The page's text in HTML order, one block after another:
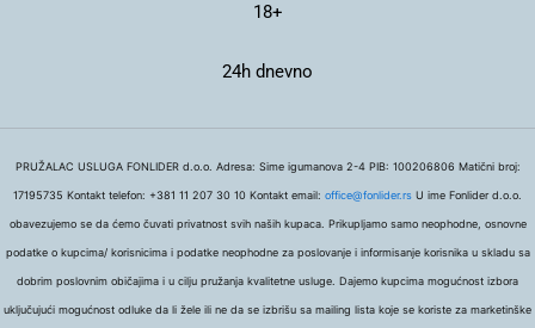
18+
24h dnevno
PRUŽALAC USLUGA FONLIDER d.o.o. Adresa: Sime igumanova 2-4 PIB: 100206806 Matični broj:
17195735 Kontakt telefon: +381 11 207 30 10 Kontakt email: office@fonlider.rs U ime Fonlider d.o.o.
obavezujemo se da ćemo čuvati privatnost svih naših kupaca. Prikupljamo samo neophodne, osnovne
podatke o kupcima/ korisnicima i podatke neophodne za poslovanje i informisanje korisnika u skladu sa
dobrim poslovnim običajima i u cilju pružanja kvalitetne usluge. Dajemo kupcima mogućnost izbora
uključujući mogućnost odluke da li žele ili ne da se izbrišu sa mailing lista koje se koriste za marketinške